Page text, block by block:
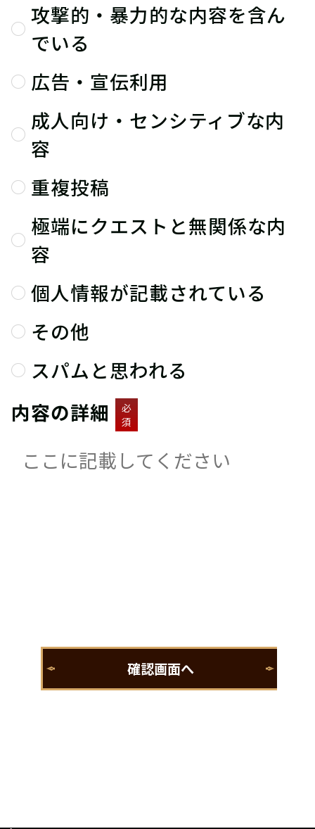
攻撃的・暴力的な内容を含ん
でいる
広告・宣伝利用
成人向け・センシティブな内
容
重複投稿
極端にクエストと無関係な内
容
個人情報が記載されている
その他
スパムと思われる
内容の詳細
必
須